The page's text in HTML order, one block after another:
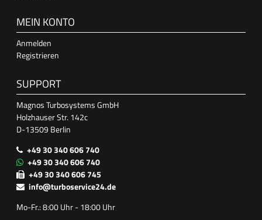
MEIN KONTO
Anmelden
Registrieren
SUPPORT
Magnos Turbosystems GmbH
Holzhauser Str. 142c
D-13509 Berlin
+49 30 340 606 740
+49 30 340 606 740
+49 30 340 606 745
info@turboservice24.de
Mo-Fr.: 8:00 Uhr - 18:00 Uhr